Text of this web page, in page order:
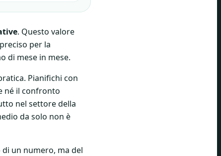
. Questo valore
per la
di mese in mese.
Pianifichi con
né il confronto
nel settore della
da solo non è
un numero, ma del